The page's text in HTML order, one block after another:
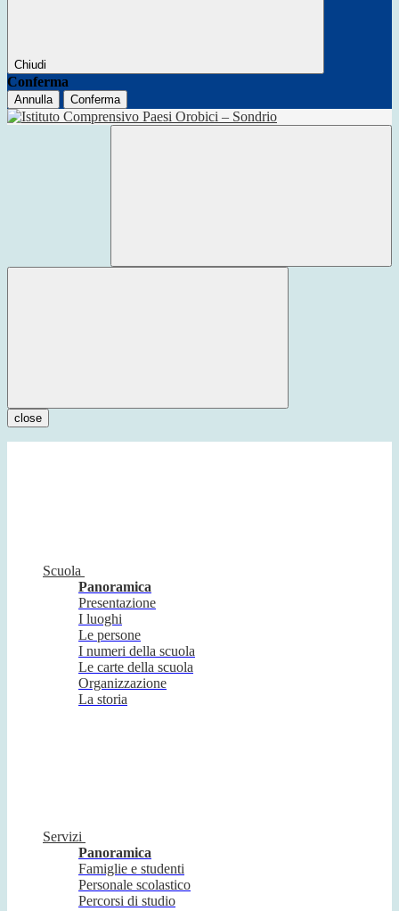
Chiudi
Conferma
Annulla Conferma
close
Scuola
Panoramica
Presentazione
I luoghi
Le persone
I numeri della scuola
Le carte della scuola
Organizzazione
La storia
Servizi
Panoramica
Famiglie e studenti
Personale scolastico
Percorsi di studio